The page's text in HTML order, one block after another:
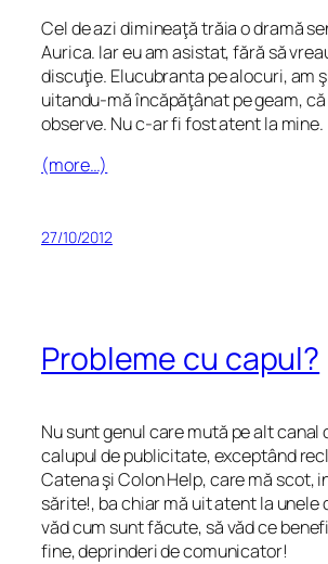
Cel de azi dimineaţă trăia o dramă
Aurica. Iar eu am asistat, fără să
discuţie. Elucubranta pe alocuri, am
uitandu-mă încăpăţânat pe geam, că
observe. Nu c-ar fi fost atent la mine.
(more…)
27/10/2012
Probleme cu capul?
Nu sunt genul care mută pe alt canal
calupul de publicitate, exceptând
Catena şi Colon Help, care mă scot,
sărite!, ba chiar mă uit atent la unele
văd cum sunt făcute, să văd ce
fine, deprinderi de comunicator!